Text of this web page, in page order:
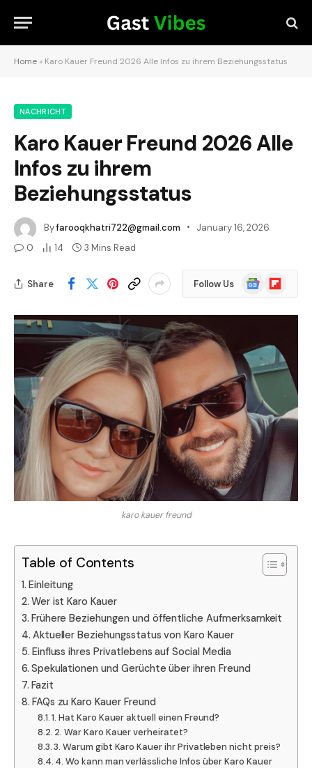
Home » Karo Kauer Freund 2026 Alle Infos zu ihrem Beziehungsstatus
NACHRICHT
Karo Kauer Freund 2026 Alle
Infos zu ihrem
Beziehungsstatus
Byfarooqkhatri722@gmail.com
January 16, 2026
0
14 3 Mins Read
Share Follow Us
Google
News
Flipboard
karo kauer freund
Table of Contents
Einleitung
Wer ist Karo Kauer
Frühere Beziehungen und öffentliche Aufmerksamkeit
Aktueller Beziehungsstatus von Karo Kauer
Einfluss ihres Privatlebens auf Social Media
Spekulationen und Gerüchte über ihren Freund
Fazit
FAQs zu Karo Kauer Freund
1. Hat Karo Kauer aktuell einen Freund?
2. War Karo Kauer verheiratet?
3. Warum gibt Karo Kauer ihr Privatleben nicht preis?
4. Wo kann man verlässliche Infos über Karo Kauer